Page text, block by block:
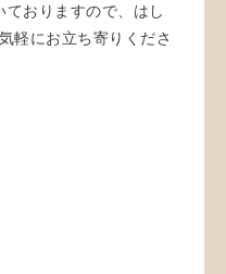
おりますので、はし
軽にお立ち寄りくださ